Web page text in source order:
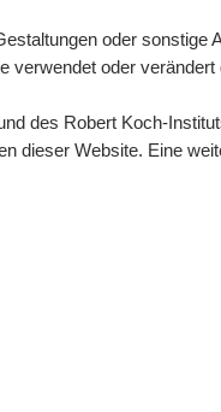
oder
verwendet oder verändert
des Robert Koch-
dieser Website. Eine